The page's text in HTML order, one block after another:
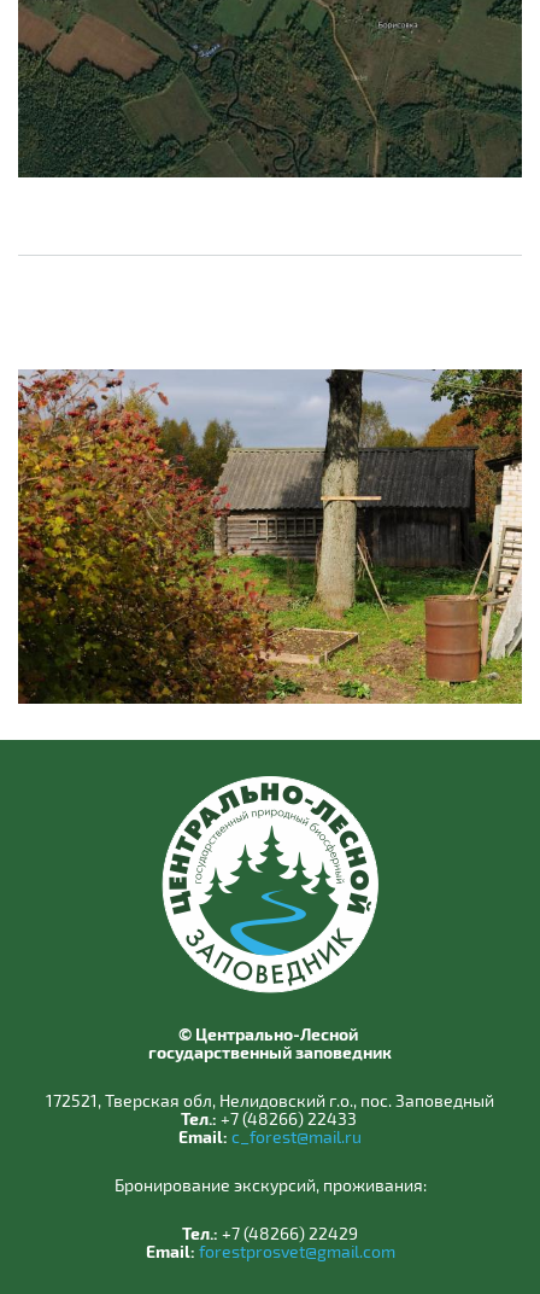
© Центрально-Лесной
государственный заповедник
172521, Тверская обл, Нелидовский г.о., пос. Заповедный
Тел.: +7 (48266) 22433
Email: c_forest@mail.ru
Бронирование экскурсий, проживания:
Тел.: +7 (48266) 22429
Email: forestprosvet@gmail.com